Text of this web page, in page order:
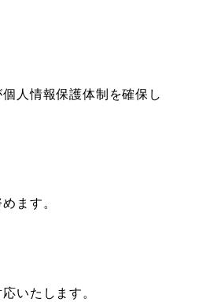
人情報保護体制を確保し
ます。
いたします。